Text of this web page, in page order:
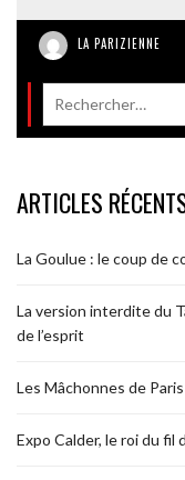
LA PARIZIENNE
ARTICLES
La Goulue : le coup de
La version interdite du
de l’esprit
Les Mâchonnes de
Expo Calder, le roi du fil